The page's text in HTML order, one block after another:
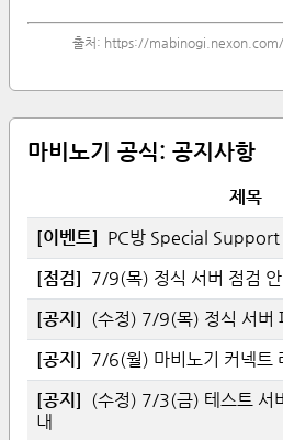
출처: https://
마비노기 공식: 공지사항
제목
[이벤트] PC방 Special Support
[점검] 7/9(목) 정식 서버 점검
[공지 ] (수정) 7/9(목) 정식 서버
[공지 ] 7/6(월) 마비노기 커넥트
[공지 ] (수정) 7/3(금) 테스트 서
내